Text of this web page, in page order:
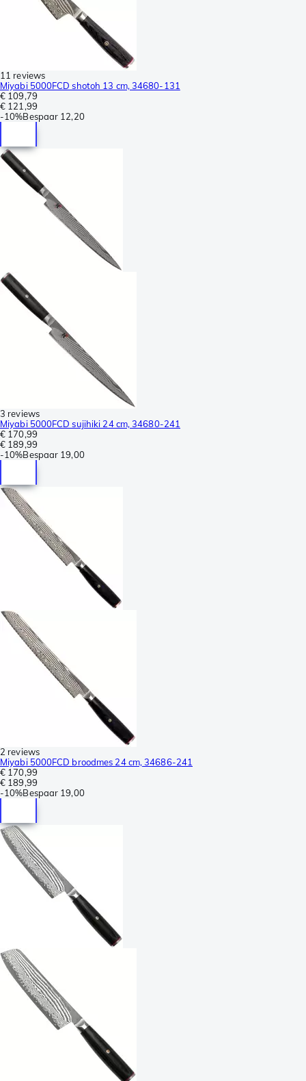
11 reviews
Miyabi 5000FCD shotoh 13 cm, 34680-131
€ 109,79
€ 121,99
-10%Bespaar 12,20
3 reviews
Miyabi 5000FCD sujihiki 24 cm, 34680-241
€ 170,99
€ 189,99
-10%Bespaar 19,00
2 reviews
Miyabi 5000FCD broodmes 24 cm, 34686-241
€ 170,99
€ 189,99
-10%Bespaar 19,00